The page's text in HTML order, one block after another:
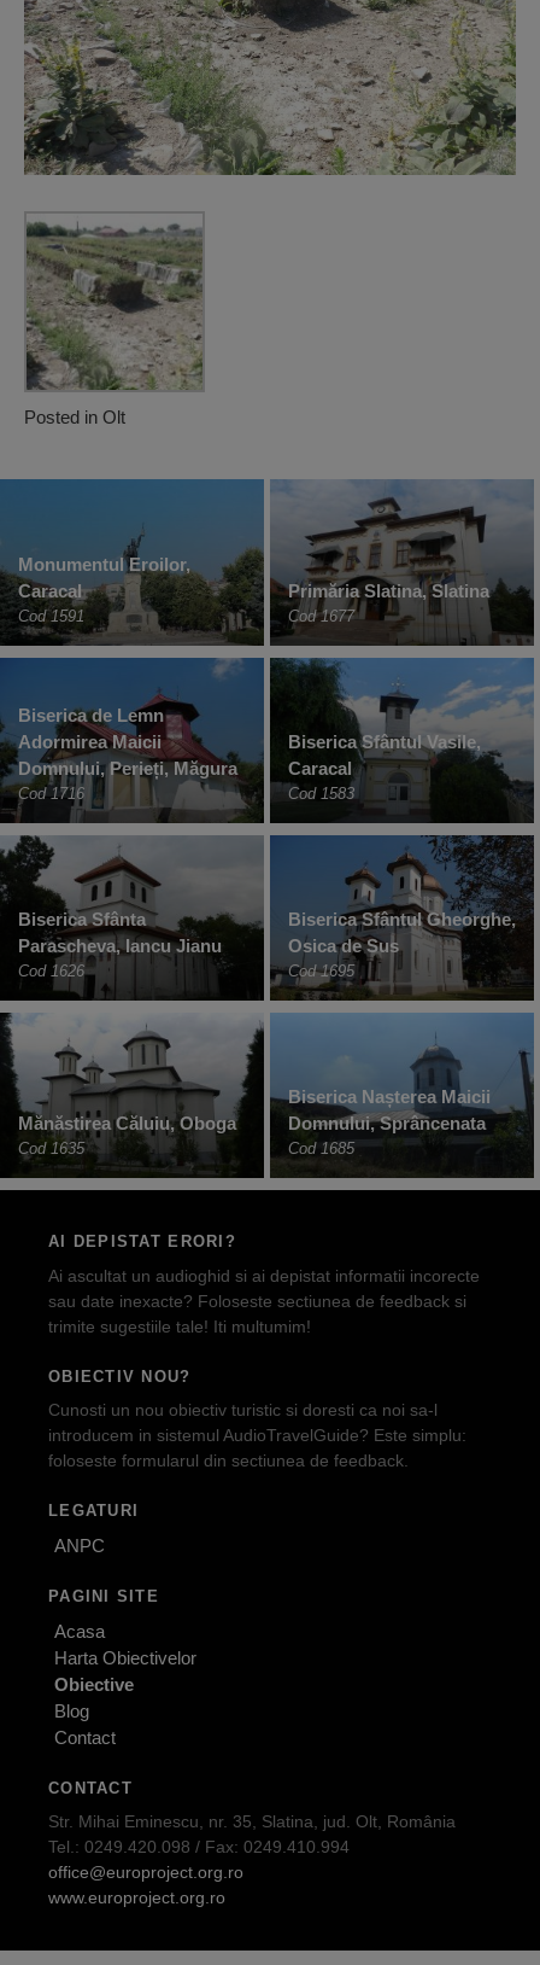
Posted in Olt
Monumentul Eroilor,
Caracal
Cod 1591
Primăria Slatina, Slatina
Cod 1677
Biserica de Lemn
Adormirea Maicii
Domnului, Perieți, Măgura
Cod 1716
Biserica Sfântul Vasile,
Caracal
Cod 1583
Biserica Sfânta
Parascheva, Iancu Jianu
Cod 1626
Biserica Sfântul Gheorghe,
Osica de Sus
Cod 1695
Mănăstirea Căluiu, Oboga
Cod 1635
Biserica Nașterea Maicii
Domnului, Sprâncenata
Cod 1685
AI DEPISTAT ERORI?
Ai ascultat un audioghid si ai depistat informatii incorecte
sau date inexacte? Foloseste sectiunea de feedback si
trimite sugestiile tale! Iti multumim!
OBIECTIV NOU?
Cunosti un nou obiectiv turistic si doresti ca noi sa-l
introducem in sistemul AudioTravelGuide? Este simplu:
foloseste formularul din sectiunea de feedback.
LEGATURI
ANPC
PAGINI SITE
Acasa
Harta Obiectivelor
Obiective
Blog
Contact
CONTACT
Str. Mihai Eminescu, nr. 35, Slatina, jud. Olt, România
Tel.: 0249.420.098 / Fax: 0249.410.994
office@europroject.org.ro
www.europroject.org.ro